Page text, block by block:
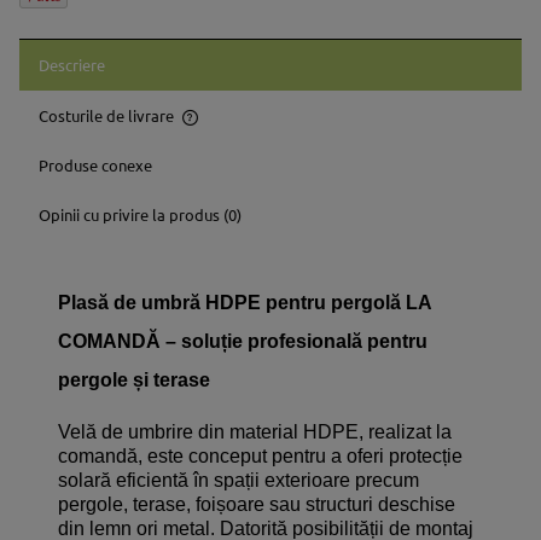
Descriere
Costurile de livrare
Prețul nu include eventualele costuri aferente plăților
Produse conexe
Opinii cu privire la produs (0)
Plasă de umbră HDPE pentru pergolă LA
COMANDĂ – soluție profesională pentru
pergole și terase
Velă de umbrire din material HDPE, realizat la
comandă, este conceput pentru a oferi protecție
solară eficientă în spații exterioare precum
pergole, terase, foișoare sau structuri deschise
din lemn ori metal. Datorită posibilității de montaj